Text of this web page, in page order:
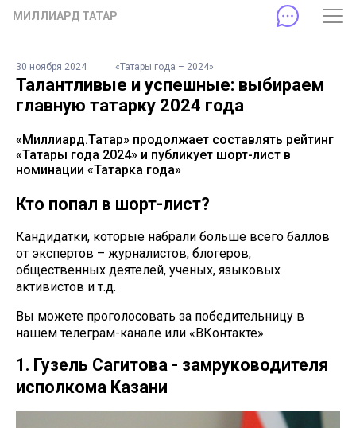
МИЛЛИАРД ТАТАР
30 ноября 2024 «Татары года – 2024»
Талантливые и успешные: выбираем
главную татарку 2024 года
«Миллиард.Татар» продолжает составлять рейтинг
«Татары года 2024» и публикует шорт-лист в
номинации «Татарка года»
Кто попал в шорт-лист?
Кандидатки, которые набрали больше всего баллов
от экспертов – журналистов, блогеров,
общественных деятелей, ученых, языковых
активистов и т.д.
Вы можете проголосовать за победительницу в
нашем телеграм-канале или «ВКонтакте»
1. Гузель Сагитова - замруководителя
исполкома Казани